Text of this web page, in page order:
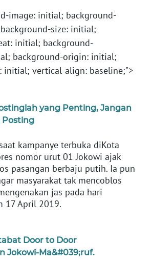
image: initial; background-
size: initial;
initial; background-
background-origin: initial;
initial; vertical-align: baseline;">
yang Penting, Jangan
kampanye terbuka diKota
nomor urut 01 Jokowi ajak
pasangan berbaju putih. Ia pun
masyarakat tak mencoblos
jas pada hari
17 April 2019.
Door to Door
Jokowi-Ma&#039;ruf.